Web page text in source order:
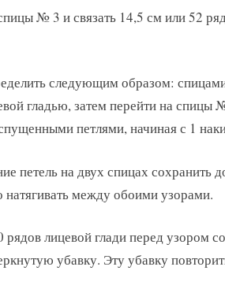
№ 3 и связать 14,5 см или 52
следующим образом:
гладью, затем перейти на спицы
петлями, начиная с 1
петель на двух спицах сохранить
натягивать между обоими узорами.
рядов лицевой глади перед узором
убавку. Эту убавку